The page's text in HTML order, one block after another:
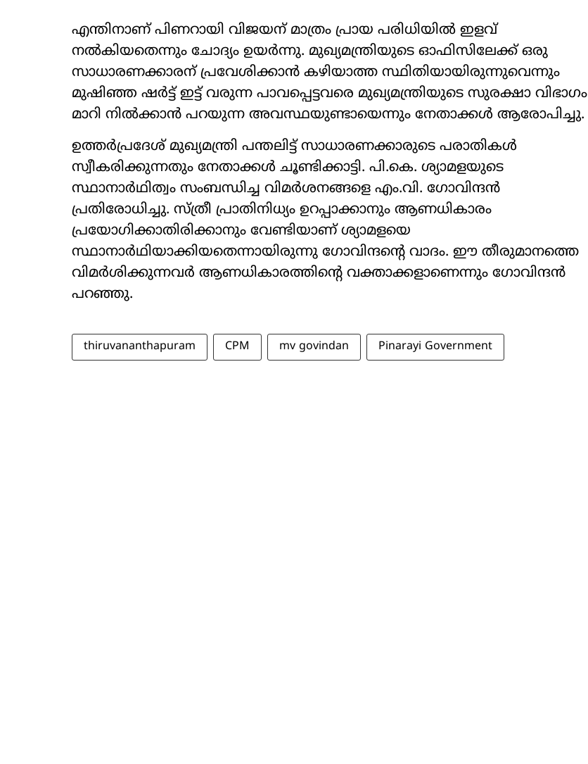
എന്തിനാണ് പിണറായി വിജയന് മാത്രം പ്രായ പരിധിയിൽ ഇളവ്
നൽകിയതെന്നും ചോദ‍്യം ഉയർന്നു. മുഖ‍്യമന്ത്രിയുടെ ഓഫിസിലേക്ക് ഒരു
സാധാരണക്കാരന് പ്രവേശിക്കാൻ കഴിയാത്ത സ്ഥിതിയായിരുന്നുവെന്നും
മുഷിഞ്ഞ ഷർട്ട് ഇട്ട് വരുന്ന പാവപ്പെട്ടവരെ മുഖ‍്യമന്ത്രിയുടെ സുരക്ഷാ വിഭാഗം
മാറി നിൽക്കാൻ പറയുന്ന അവസ്ഥയുണ്ടായെന്നും നേതാക്കൾ ആരോപിച്ചു.
ഉത്തർപ്രദേശ് മുഖ‍്യമന്ത്രി പന്തലിട്ട് സാധാരണക്കാരുടെ പരാതികൾ
സ്വീകരിക്കുന്നതും നേതാക്കൾ ചൂണ്ടിക്കാട്ടി. പി.കെ. ശ‍്യാമളയുടെ
സ്ഥാനാർഥിത്വം സംബന്ധിച്ച വിമർശനങ്ങളെ എം.വി. ഗോവിന്ദൻ
പ്രതിരോധിച്ചു. സ്ത്രീ പ്രാതിനിധ‍്യം ഉറപ്പാക്കാനും ആണധികാരം
പ്രയോഗിക്കാതിരിക്കാനും വേണ്ടിയാണ് ശ‍്യാമളയെ
സ്ഥാനാർഥിയാക്കിയതെന്നായിരുന്നു ഗോവിന്ദന്‍റെ വാദം. ഈ തീരുമാനത്തെ
വിമർശിക്കുന്നവർ ആണധികാരത്തിന്‍റെ വക്താക്കളാണെന്നും ഗോവിന്ദൻ
പറഞ്ഞു.
thiruvananthapuram CPM mv govindan Pinarayi Government